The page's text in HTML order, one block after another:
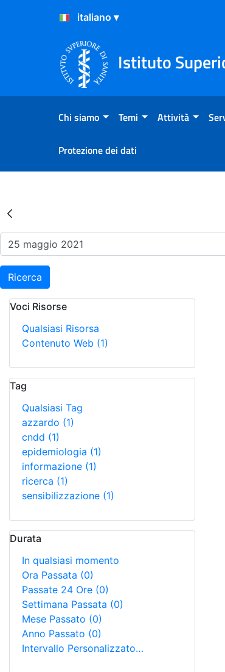
Salta al Contenuto
Salta al Footer
Istituto
Chi siamo Temi Attività
Protezione dei dati
Risultati della Ricerca
Ricerca
Voci Risorse
Qualsiasi Risorsa
Contenuto Web (1)
Tag
Qualsiasi Tag
azzardo (1)
cndd (1)
epidemiologia (1)
informazione (1)
ricerca (1)
sensibilizzazione (1)
Durata
In qualsiasi momento
Ora Passata (0)
Passate 24 Ore (0)
Settimana Passata (0)
Mese Passato (0)
Anno Passato (0)
Intervallo Personalizzato…